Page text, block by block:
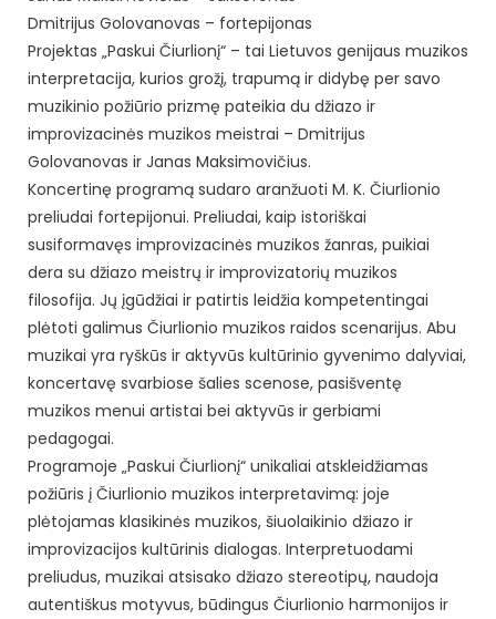
Dmitrijus Golovanovas – fortepijonas
Projektas „Paskui Čiurlionį“ – tai Lietuvos genijaus muzikos
interpretacija, kurios grožį, trapumą ir didybę per savo
muzikinio požiūrio prizmę pateikia du džiazo ir
improvizacinės muzikos meistrai – Dmitrijus
Golovanovas ir Janas Maksimovičius.
Koncertinę programą sudaro aranžuoti M. K. Čiurlionio
preliudai fortepijonui. Preliudai, kaip istoriškai
susiformavęs improvizacinės muzikos žanras, puikiai
dera su džiazo meistrų ir improvizatorių muzikos
filosofija. Jų įgūdžiai ir patirtis leidžia kompetentingai
plėtoti galimus Čiurlionio muzikos raidos scenarijus. Abu
muzikai yra ryškūs ir aktyvūs kultūrinio gyvenimo dalyviai,
koncertavę svarbiose šalies scenose, pasišventę
muzikos menui artistai bei aktyvūs ir gerbiami
pedagogai.
Programoje „Paskui Čiurlionį“ unikaliai atskleidžiamas
požiūris į Čiurlionio muzikos interpretavimą: joje
plėtojamas klasikinės muzikos, šiuolaikinio džiazo ir
improvizacijos kultūrinis dialogas. Interpretuodami
preliudus, muzikai atsisako džiazo stereotipų, naudoja
autentiškus motyvus, būdingus Čiurlionio harmonijos ir